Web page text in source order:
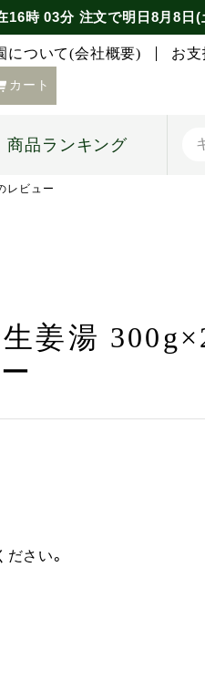
16時 03分注文で明日8月8日(
について(会社概要) お
カート
商品ランキング
レビュー
姜湯
さい。